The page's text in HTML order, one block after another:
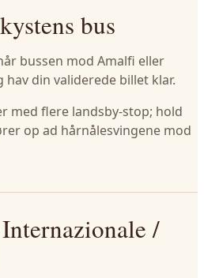
bus
bussen mod Amalfi eller
din validerede billet klar.
med flere landsby-stop; hold
op ad hårnålesvingene mod
/